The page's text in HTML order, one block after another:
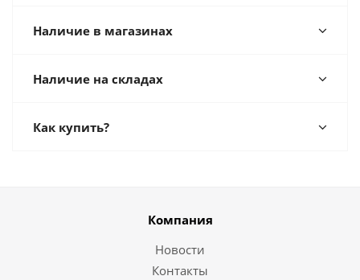
Наличие в магазинах
Наличие на складах
Как купить?
Компания
Новости
Контакты